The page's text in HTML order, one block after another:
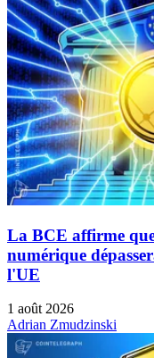
La BCE affirme
numérique
l'UE
1 août 2026
Adrian Zmudzinski